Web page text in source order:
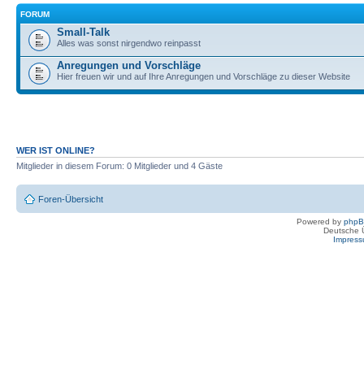
FORUM
Small-Talk
Alles was sonst nirgendwo reinpasst
Anregungen und Vorschläge
Hier freuen wir und auf Ihre Anregungen und Vorschläge zu dieser Website
WER IST ONLINE?
Mitglieder in diesem Forum: 0 Mitglieder und 4 Gäste
Foren-Übersicht
Powered by
Deutsche